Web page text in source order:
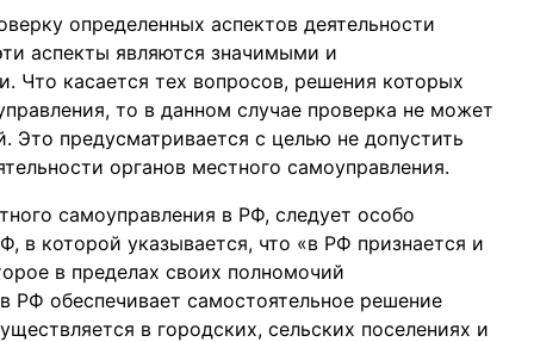
определенных аспектов деятельности
аспекты являются значимыми и
Что касается тех вопросов, решения которых
то в данном случае проверка не может
Это предусматривается с целью не допустить
органов местного самоуправления.
самоуправления в РФ, следует особо
в которой указывается, что «в РФ признается и
в пределах своих полномочий
РФ обеспечивает самостоятельное решение
в городских, сельских поселениях и